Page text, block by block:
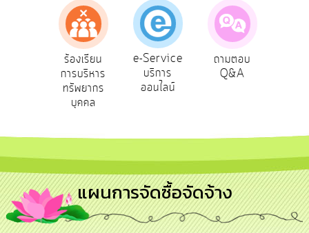
ยุทธศาสตร์/
ทรัพยากร
การ
บริหาร
งาน
ร้องเรียน
การบริหาร
ทรัพยากร
บุคคล
e-Service
บริการ
ออนไลน์
ถามตอบ
Q&A
แผนการจัดซื้อจัดจ้าง